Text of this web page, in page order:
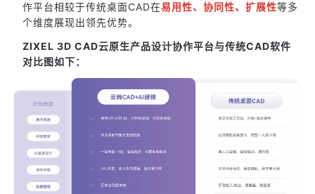
作平台相较于传统桌面CAD在易用性、协同性、扩展性等多
个维度展现出领先优势。
ZIXEL 3D CAD云原生产品设计协作平台与传统CAD软件
对比图如下：